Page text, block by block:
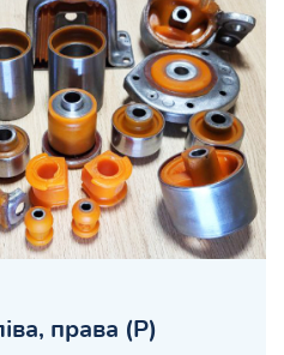
права (Р)